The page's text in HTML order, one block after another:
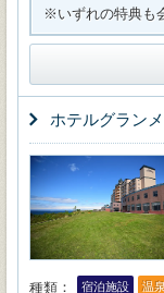
※いずれの特典も
ホテルグラン
種類 宿泊施設 温